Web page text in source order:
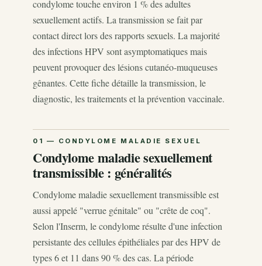
condylome touche environ 1 % des adultes
sexuellement actifs. La transmission se fait par
contact direct lors des rapports sexuels. La majorité
des infections HPV sont asymptomatiques mais
peuvent provoquer des lésions cutanéo-muqueuses
gênantes. Cette fiche détaille la transmission, le
diagnostic, les traitements et la prévention vaccinale.
Condylome maladie sexuellement
transmissible : généralités
Condylome maladie sexuellement transmissible est
aussi appelé "verrue génitale" ou "crête de coq".
Selon l'Inserm, le condylome résulte d'une infection
persistante des cellules épithéliales par des HPV de
types 6 et 11 dans 90 % des cas. La période